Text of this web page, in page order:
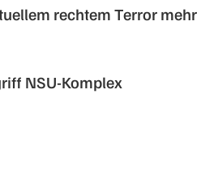
rechtem Terror mehr
NSU-Komplex